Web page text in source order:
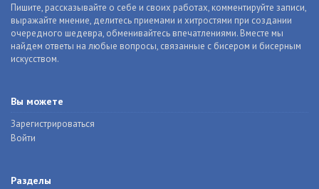
Пишите, рассказывайте о себе и своих работах, комментируйте записи,
выражайте мнение, делитесь приемами и хитростями при создании
очередного шедевра, обменивайтесь впечатлениями. Вместе мы
найдем ответы на любые вопросы, связанные с бисером и бисерным
искусством.
Вы можете
Зарегистрироваться
Войти
Разделы